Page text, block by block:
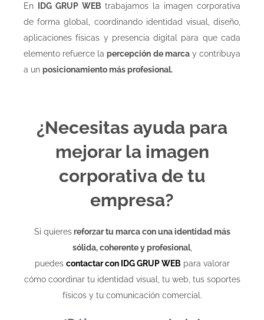
En IDG GRUP WEB trabajamos la imagen corporativa
de forma global, coordinando identidad visual, diseño,
aplicaciones físicas y presencia digital para que cada
elemento refuerce lapercepción de marcay contribuya
a un posicionamiento más profesional.
¿Necesitas ayuda para
mejorar la imagen
corporativa de tu
empresa?
Si quieresreforzar tu marca con una identidad más
sólida, coherente y profesional,
puedes contactar con IDG GRUP WEB para valorar
cómo coordinar tu identidad visual, tu web, tus soportes
físicos y tu comunicación comercial.